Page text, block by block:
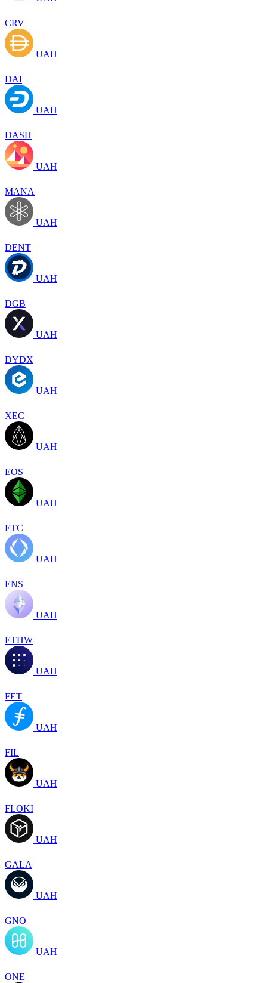
CRV
UAH
DAI
UAH
DASH
UAH
MANA
UAH
DENT
UAH
DGB
UAH
DYDX
UAH
XEC
UAH
EOS
UAH
ETC
UAH
ENS
UAH
ETHW
UAH
FET
UAH
FIL
UAH
FLOKI
UAH
GALA
UAH
GNO
UAH
ONE